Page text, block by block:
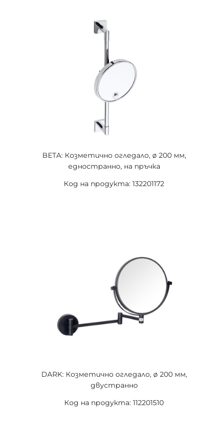
BETA: Козметично огледало, ø 200 мм,
едностранно, на пръчка
Код на продукта: 132201172
DARK: Козметично огледало, ø 200 мм,
двустранно
Код на продукта: 112201510